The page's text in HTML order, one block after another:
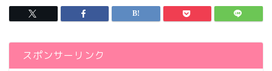
スポンサーリンク